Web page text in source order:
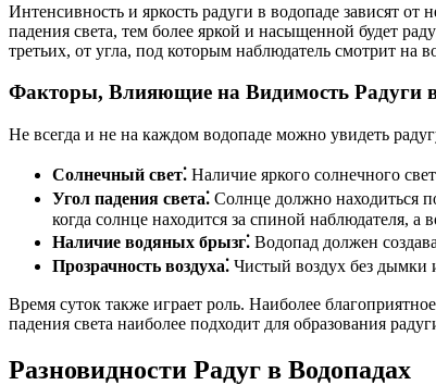
Интенсивность и яркость радуги в водопаде зависят
падения света, тем более яркой и насыщенной будет
третьих, от угла, под которым наблюдатель смотрит на
Факторы, Влияющие на Видимость Радуги
Не всегда и не на каждом водопаде можно увидеть
Солнечный свет⁚ Наличие яркого солнечного
Угол падения света⁚ Солнце должно находиться
когда солнце находится за спиной наблюдателя, а
Наличие водяных брызг⁚ Водопад должен
Прозрачность воздуха⁚ Чистый воздух без дымки
Время суток также играет роль. Наиболее
падения света наиболее подходит для образования
Разновидности Радуг в Водопадах